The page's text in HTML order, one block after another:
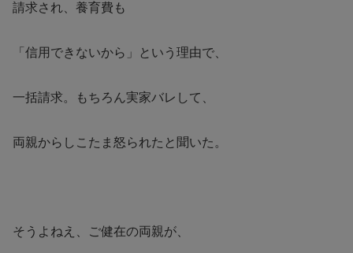
請求され、養育費も
「信用できないから」という理由で、
一括請求。もちろん実家バレして、
両親からしこたま怒られたと聞いた。
そうよねえ、ご健在の両親が、